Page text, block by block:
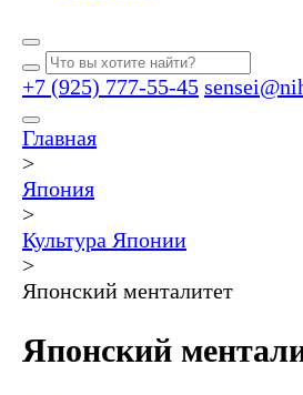
+7 (925) 777-55-45
Главная
>
Япония
>
Культура Японии
>
Японский менталитет
Японский